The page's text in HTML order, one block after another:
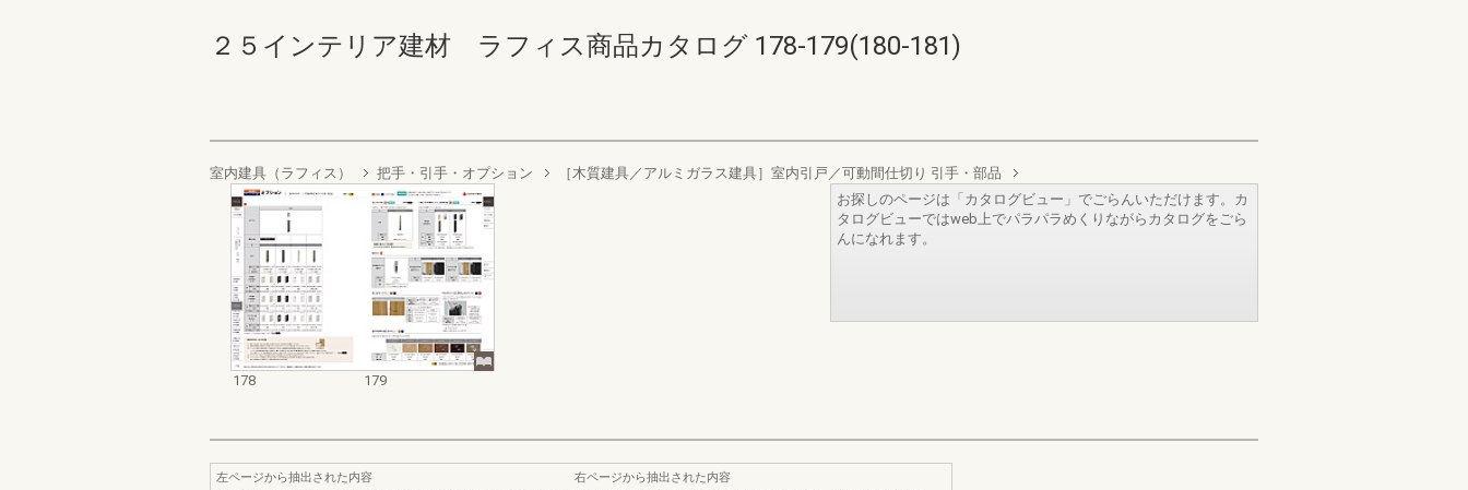
２５インテリア建材 ラフィス商品カタログ 178-179(180-181)
室内建具（ラフィス） 把手・引手・オプション ［木質建具／アルミガラス建具］室内引戸／可動間仕切り 引手・部品
178 179
お探しのページは「カタログビュー」でごらんいただけます。カ
タログビューではweb上でパラパラめくりながらカタログをごら
んになれます。
左ページから抽出された内容
右ページから抽出された内容